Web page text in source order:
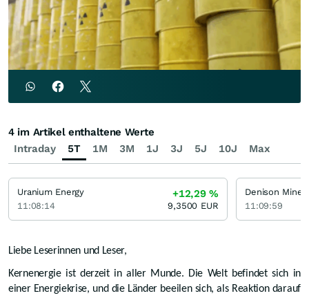
Liebe Leserinnen und Leser,
Kernenergie ist derzeit in aller Munde. Die Welt befindet sich in
einer Energiekrise, und die Länder beeilen sich, als Reaktion darauf
Intraday 5T 1M 3M 1J 3J 5J 10J Max
4 im Artikel enthaltene Werte
Uranium Energy
11:08:14
+12,29%
9,3500 EUR
Denison Mines
11:09:59